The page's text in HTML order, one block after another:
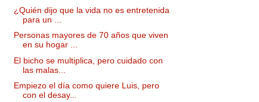
¿Quién dijo que la vida no es entretenida
para un ...
Personas mayores de 70 años que viven
en su hogar ...
El bicho se multiplica, pero cuidado con
las malas...
Empiezo el día como quiere Luis, pero
con el desay...